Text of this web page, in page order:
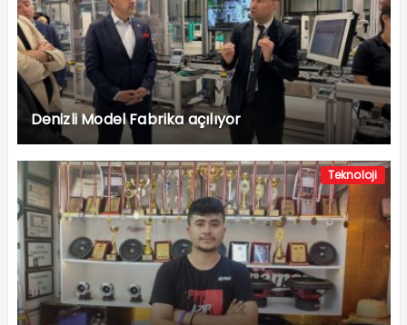
Denizli Model Fabrika açılıyor
Teknoloji